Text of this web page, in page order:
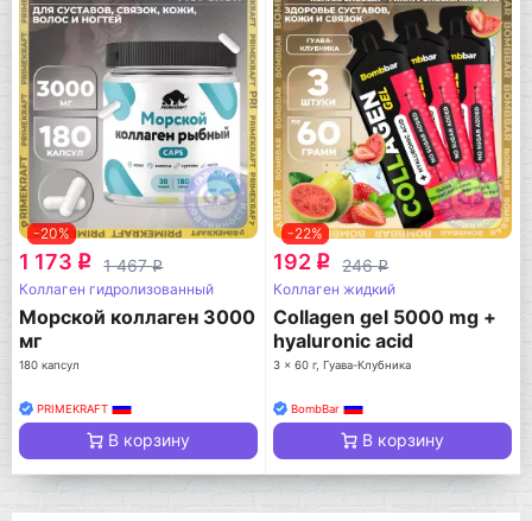
-20%
1 173 q 1 467q
Коллаген гидролизованный
Морской коллаген 3000
мг
180 капсул
PRIMEKRAFT
В корзину
-22%
192 q 246q
Коллаген жидкий
Collagen gel 5000 mg +
hyaluronic acid
3 x 60 г, Гуава-Клубника
BombBar
В корзину